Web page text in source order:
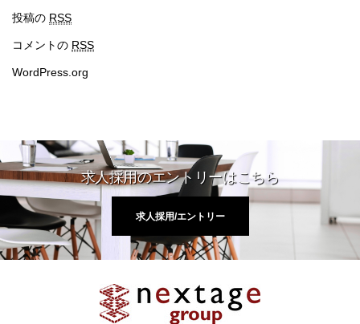
投稿の RSS
コメントの RSS
WordPress.org
求人採用のエントリーはこちら
求人採用/エントリー